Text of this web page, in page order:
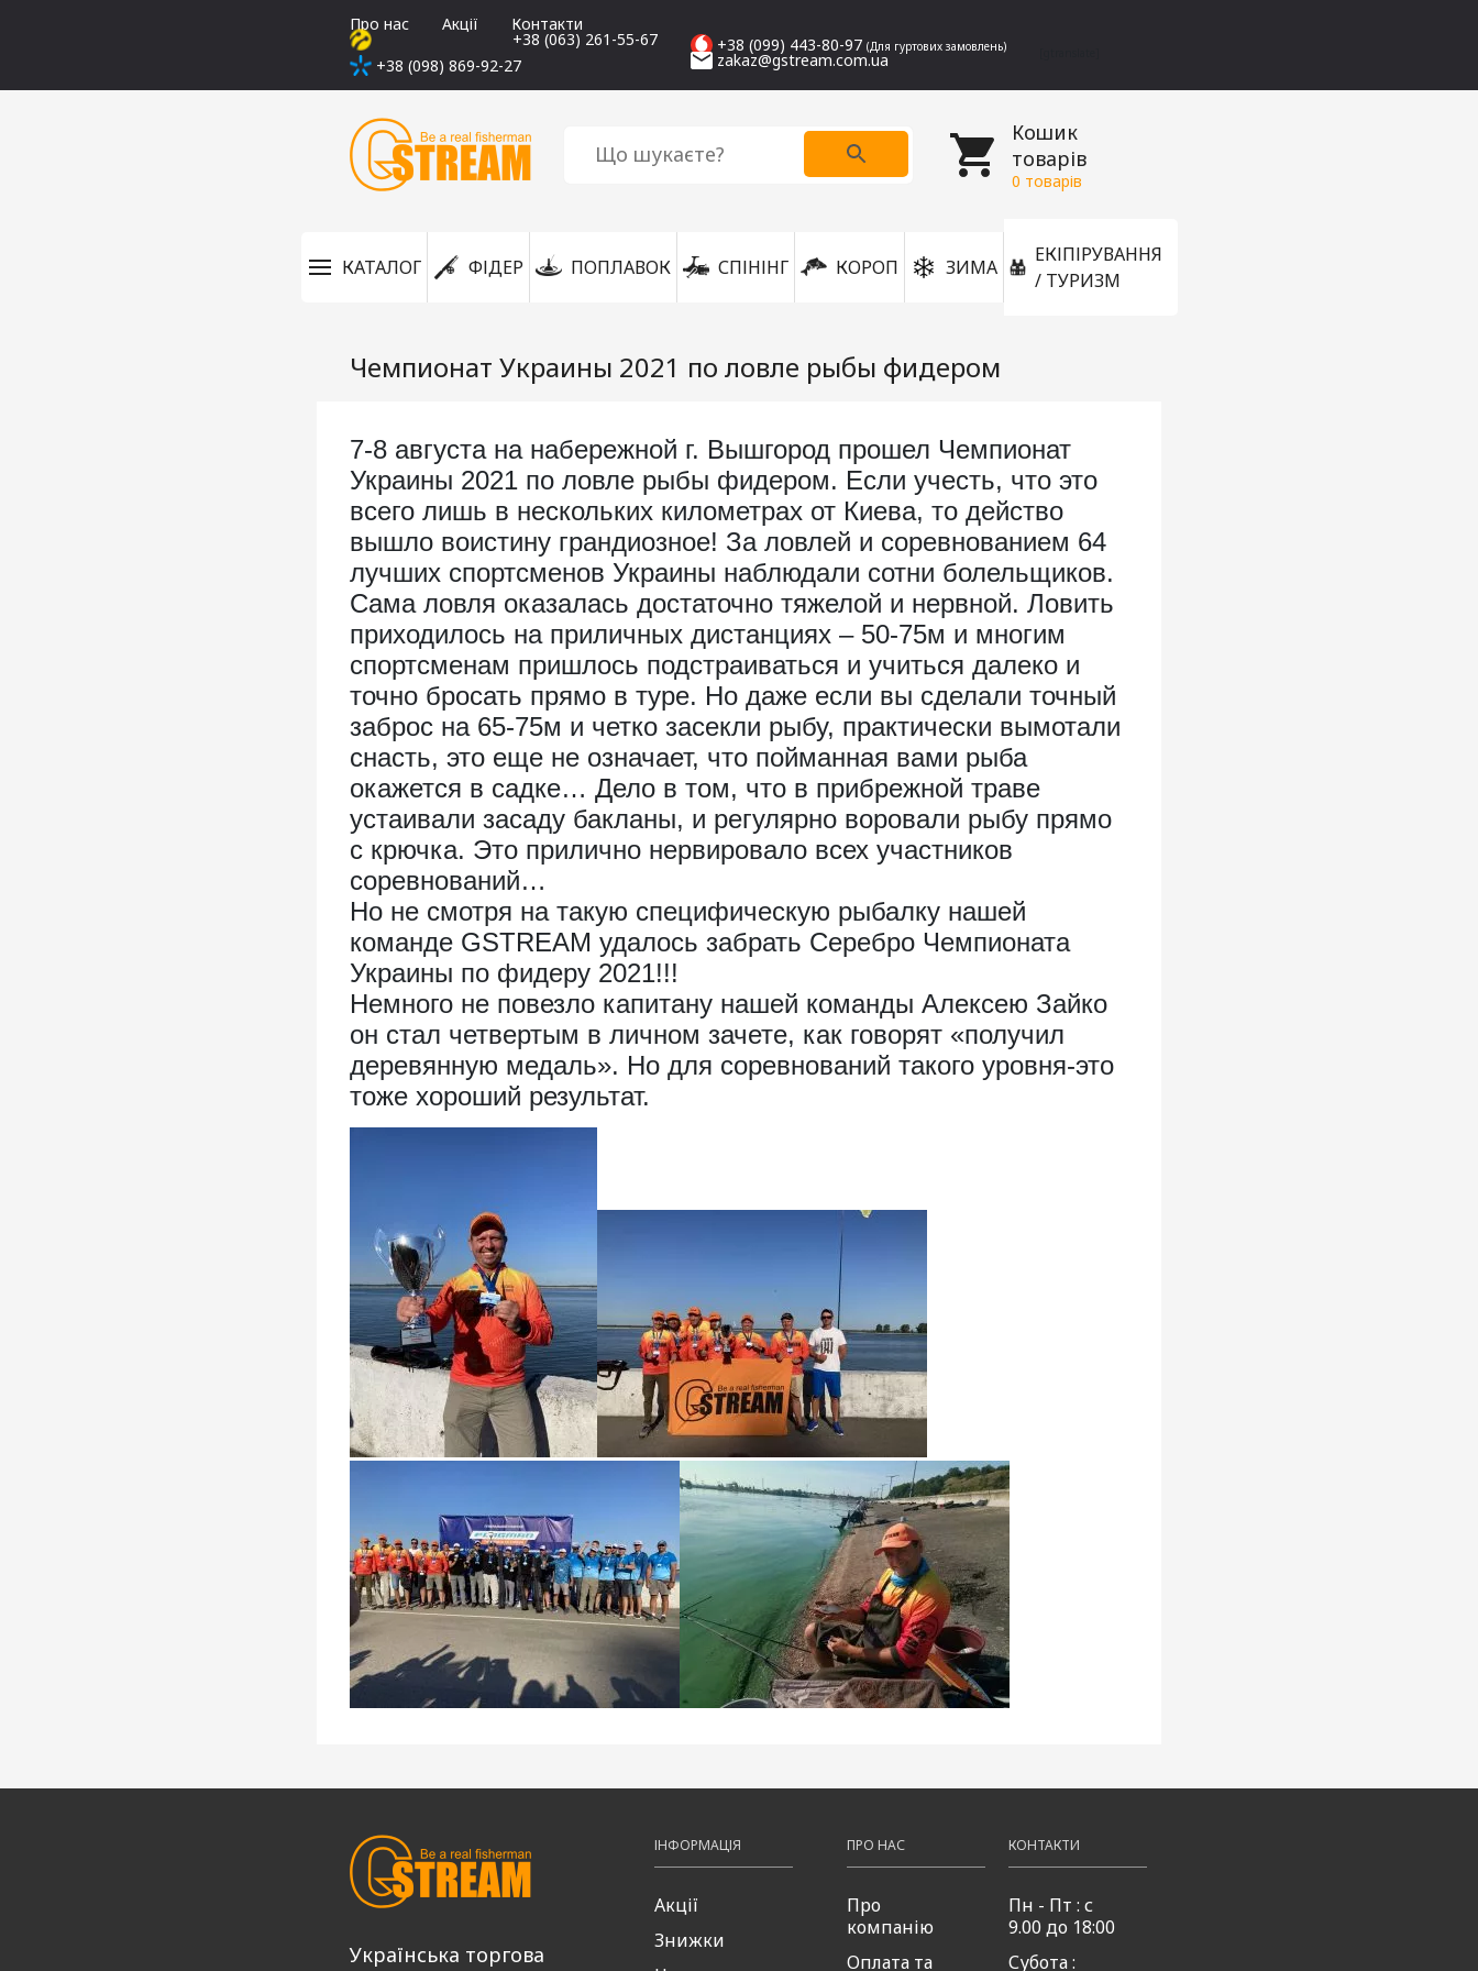
Про нас Акції Контакти
+38 (063) 261-55-67
+38 (098) 869-92-27
+38 (099) 443-80-97 (Для гуртових замовлень)
zakaz@gstream.com.ua
Кошик
товарів
0 товарів
КАТАЛОГ ФІДЕР ПОПЛАВОК СПІНІНГ КОРОП ЗИМА
ЕКІПІРУВАННЯ
/ ТУРИЗМ
Чемпионат Украины 2021 по ловле рыбы фидером
7-8 августа на набережной г. Вышгород прошел Чемпионат
Украины 2021 по ловле рыбы фидером. Если учесть, что это
всего лишь в нескольких километрах от Киева, то действо
вышло воистину грандиозное! За ловлей и соревнованием 64
лучших спортсменов Украины наблюдали сотни болельщиков.
Сама ловля оказалась достаточно тяжелой и нервной. Ловить
приходилось на приличных дистанциях – 50-75м и многим
спортсменам пришлось подстраиваться и учиться далеко и
точно бросать прямо в туре. Но даже если вы сделали точный
заброс на 65-75м и четко засекли рыбу, практически вымотали
снасть, это еще не означает, что пойманная вами рыба
окажется в садке… Дело в том, что в прибрежной траве
устаивали засаду бакланы, и регулярно воровали рыбу прямо
с крючка. Это прилично нервировало всех участников
соревнований…
Но не смотря на такую специфическую рыбалку нашей
команде GSTREAM удалось забрать Серебро Чемпионата
Украины по фидеру 2021!!!
Немного не повезло капитану нашей команды Алексею Зайко
он стал четвертым в личном зачете, как говорят «получил
деревянную медаль». Но для соревнований такого уровня-это
тоже хороший результат.
Українська торгова
ІНФОРМАЦІЯ
Акції
Знижки
ПРО НАС
Про
компанію
Оплата та
КОНТАКТИ
Пн - Пт : с
9.00 до 18:00
Субота :